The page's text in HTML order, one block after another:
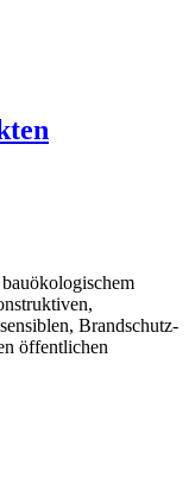
Brandschutz-
öffentlichen